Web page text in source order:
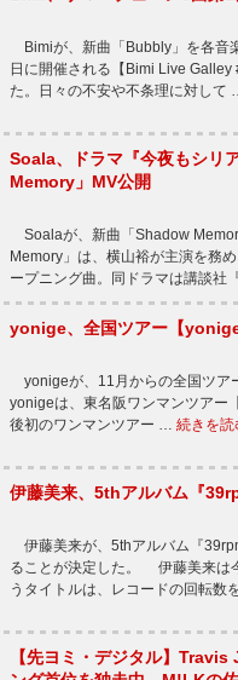
Bimiが、新曲「Bubbly」を各音
日に開催される【Bimi Live
た。日々の不安や不条理に対して
Soala、ドラマ『今夜もシリ
Memory」MV公開
Soalaが、新曲「Shadow
Memory」は、横山裕が主演を務
ープニング曲。同ドラマは講談社
yonige、全国ツアー【
yonigeが、11月からの全国ツ
yonigeは、東名阪ワンマンツアー
後初のワンマンツアー … 続きを読
伊藤美来、5thアルバム『
伊藤美来が、5thアルバム『
ることが決定した。 伊藤美来は
うタイトルは、レコードの回転数
【先ヨミ・デジタル】